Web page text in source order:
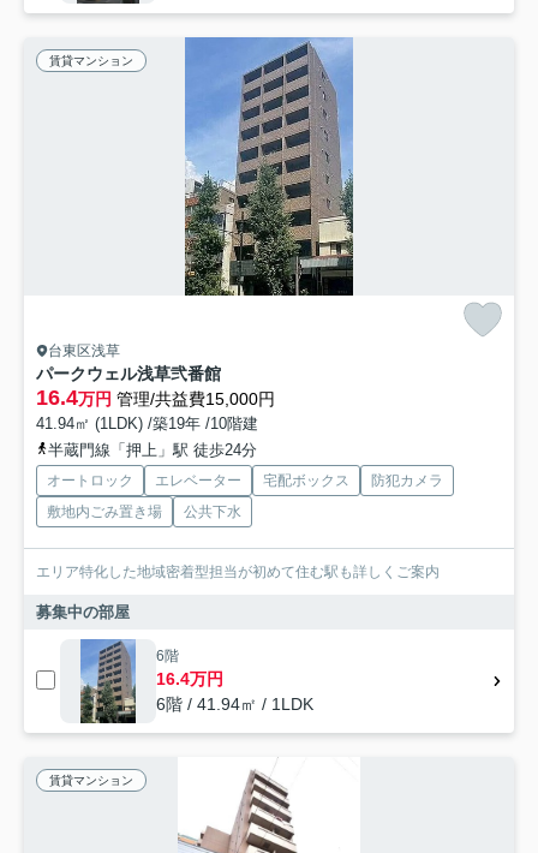
賃貸マンション
台東区浅草
パークウェル浅草弐番館
16.4万円 管理/共益費15,000円
41.94㎡ (1LDK) /築19年 /10階建
半蔵門線「押上」駅 徒歩24分
オートロック エレベーター 宅配ボックス
防犯カメラ
敷地内ごみ置き場
公共下水
エリア特化した地域密着型担当が初めて住む駅も詳しくご案内
募集中の部屋
6階
16.4万円
6階 / 41.94㎡ / 1LDK
賃貸マンション